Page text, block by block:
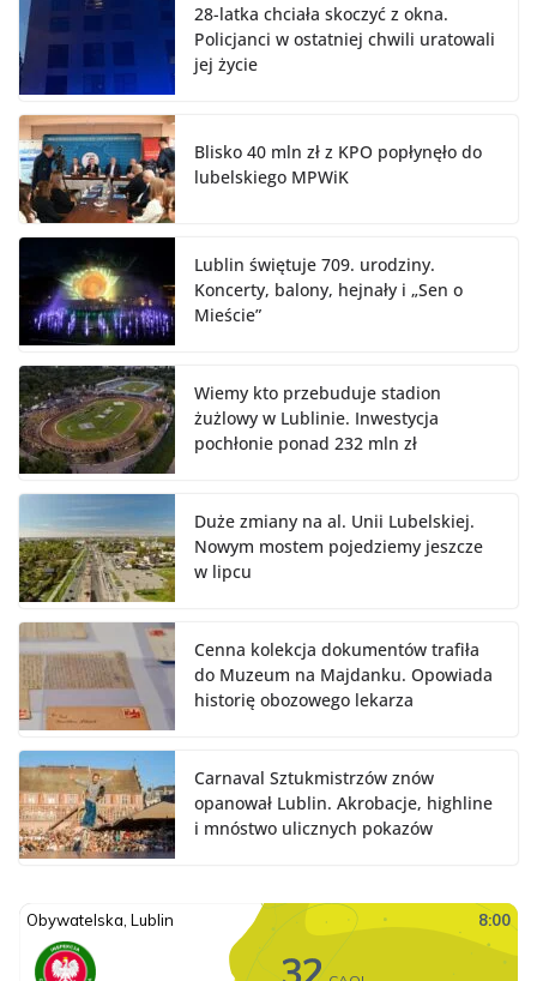
28-latka chciała skoczyć z okna.
Policjanci w ostatniej chwili uratowali
jej życie
Blisko 40 mln zł z KPO popłynęło do
lubelskiego MPWiK
Lublin świętuje 709. urodziny.
Koncerty, balony, hejnały i „Sen o
Mieście”
Wiemy kto przebuduje stadion
żużlowy w Lublinie. Inwestycja
pochłonie ponad 232 mln zł
Duże zmiany na al. Unii Lubelskiej.
Nowym mostem pojedziemy jeszcze
w lipcu
Cenna kolekcja dokumentów trafiła
do Muzeum na Majdanku. Opowiada
historię obozowego lekarza
Carnaval Sztukmistrzów znów
opanował Lublin. Akrobacje, highline
i mnóstwo ulicznych pokazów